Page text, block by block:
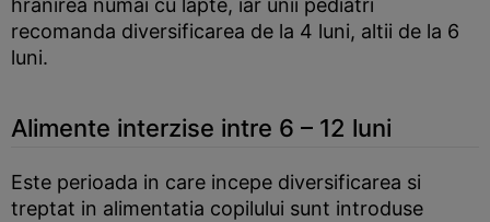
hranirea numai cu lapte, iar unii pediatri
recomanda diversificarea de la 4 luni, altii de la 6
luni.
Alimente interzise intre 6 – 12 luni
Este perioada in care incepe diversificarea si
treptat in alimentatia copilului sunt introduse